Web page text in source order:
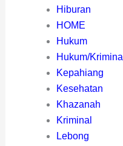
Hiburan
HOME
Hukum
Hukum/Kriminal
Kepahiang
Kesehatan
Khazanah
Kriminal
Lebong